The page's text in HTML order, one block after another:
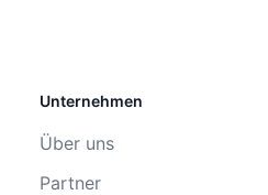
Unternehmen
Über uns
Partner